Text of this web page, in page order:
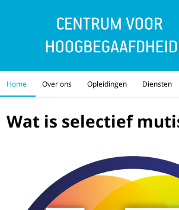
Home Over ons Opleidingen Diensten
Wat is selectief